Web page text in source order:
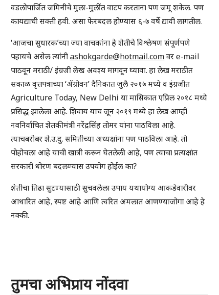
वडलोपार्जित जमिनीचे मुला-मुलींत वाटप करताना पण जमू शकेल. पण
कायद्याची सक्ती हवी. असा फेरबदल होण्यास ६-७ वर्षे द्यावी लागतील.
‘आजचा सुधारक’च्या ज्या वाचकांना हे शेतीचे विश्लेषण संपूर्णपणे
पहायचे असेल त्यांनीashokgarde@hotmail.comवर e-mail
पाठवून मराठी/ इंग्रजी लेख अवश्य मागवून घ्यावा. हा लेख मराठीत
सकाळ वृत्तपत्राच्या ‘ॲग्रोवन’ दैनिकात जुलै २०१७ मध्ये व इंग्रजीत
Agriculture Today, New Delhi या मासिकात एप्रिल २०१८ मध्ये
प्रसिद्ध झालेला आहे. शिवाय याच जून २०१९ मध्ये हा लेख आम्ही
नवनिर्वाचित शेतकीमंत्री नरेंद्रसिंह तोमर यांना पाठविला आहे.
त्याचबरोबर शे.उ.दु. समितीच्या अध्यक्षांना पण पाठविला आहे. तो
पोहोचला आहे याची खात्री करून घेतलेली आहे, पण त्याचा प्रत्यक्षांत
सरकारी धोरण बदलण्यास उपयोग होईल का?
शेतीचा तिढा सुटण्यासाठी सुचवलेला उपाय यथायोग्य आकडेवारीवर
आधारित आहे, स्पष्ट आहे आणि त्वरित अमलात आणण्याजोगा आहे हे
नक्की.
तुमचा अभिप्राय नोंदवा